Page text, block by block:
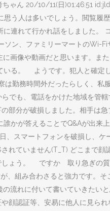
ん 20/10/11(日)01:46:51
う人は多いでしょう。閲覧
連れて行かれ話をしました
ン、ファミリーマートのWi-
画像や動画だと思います。
。 ようです。犯人と確定
勤務時間外だったらしく、
も、電話をかけた地域を管
部分が破損しました。相手は
かが答えることでQ&Aが出
スマートフォンを破損し、
ていません(T_T) どこまで
しょう。 ですか 取り急ぎ
組み合わさると強力です。
流れに付いて書いていきた
顔認証等、安易に他人に見